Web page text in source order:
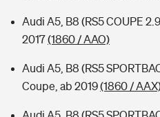
Audi A5, B8 (RS5 COUPE
2017(1860 / AAO)
Audi A5, B8 (RS5
Coupe, ab 2019(1860 /